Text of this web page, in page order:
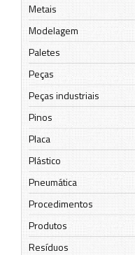
Metais
Modelagem
Paletes
Peças
Peças industriais
Pinos
Placa
Plástico
Pneumática
Procedimentos
Produtos
Resíduos